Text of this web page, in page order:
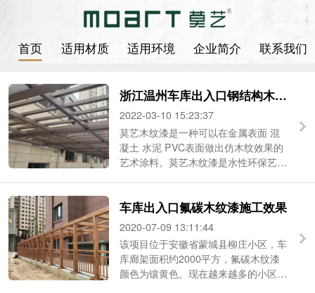
首页 适用材质 适用环境 企业简介 联系我们
浙江温州车库出入口钢结构木纹漆施工多少钱一平
2022-03-10 15:23:37
莫艺木纹漆是一种可以在金属表面 混
凝土 水泥 PVC表面做出仿木纹效果的
艺术涂料。莫艺木纹漆是水性环保艺术
车库出入口氟碳木纹漆施工效果
2020-07-09 13:11:44
该项目位于安徽省蒙城县柳庄小区，车
库廊架面积约2000平方，氟碳木纹漆
颜色为镶黄色。现在越来越多的小区从